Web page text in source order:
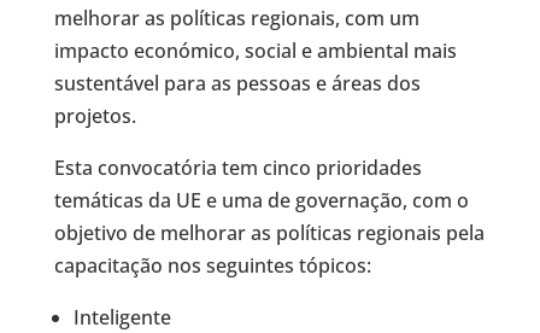
melhorar as políticas regionais, com um
impacto económico, social e ambiental mais
sustentável para as pessoas e áreas dos
projetos.
Esta convocatória tem cinco prioridades
temáticas da UE e uma de governação, com o
objetivo de melhorar as políticas regionais pela
capacitação nos seguintes tópicos:
Inteligente